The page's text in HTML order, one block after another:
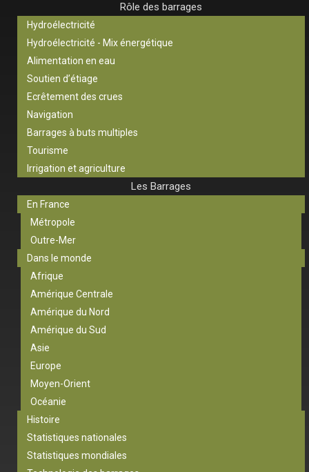
Rôle des barrages
Hydroélectricité
Hydroélectricité - Mix énergétique
Alimentation en eau
Soutien d’étiage
Ecrêtement des crues
Navigation
Barrages à buts multiples
Tourisme
Irrigation et agriculture
Les Barrages
En France
Métropole
Outre-Mer
Dans le monde
Afrique
Amérique Centrale
Amérique du Nord
Amérique du Sud
Asie
Europe
Moyen-Orient
Océanie
Histoire
Statistiques nationales
Statistiques mondiales